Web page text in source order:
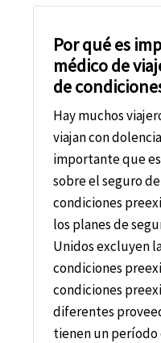
Por qué es
médico de
de
Hay muchos
viajan con
importante que
sobre el seguro
condiciones
los planes de
Unidos excluyen
condiciones
condiciones
diferentes
tienen un